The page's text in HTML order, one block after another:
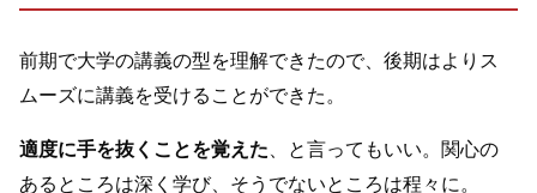
前期で大学の講義の型を理解できたので、後期はよりス
ムーズに講義を受けることができた。
適度に手を抜くことを覚えた、と言ってもいい。関心の
あるところは深く学び、そうでないところは程々に。